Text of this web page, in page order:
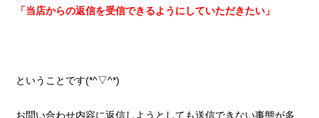
「当店からの返信を受信できるようにしていただきたい」
ということです(*^▽^*)
お問い合わせ内容に返信しようとしても送信できない事態が多